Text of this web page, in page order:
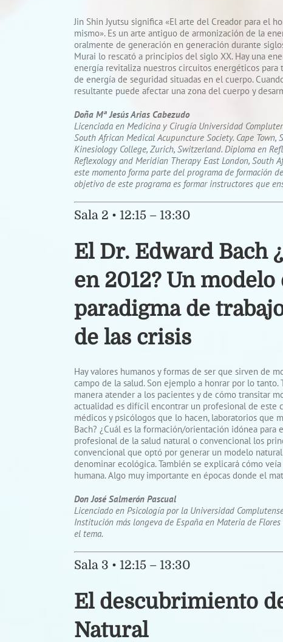
Jin Shin Jyutsu significa «El arte del Creador para el
mismo». Es un arte antiguo de armonización de la
oralmente de generación en generación durante
Murai lo rescató a principios del siglo XX. Hay una
energía revitaliza nuestros circuitos energéticos para
de energía de seguridad situadas en el cuerpo.
resultante puede afectar una zona del cuerpo y
Doña Mª Jesús Arias Cabezudo
Licenciada en Medicina y Cirugía Universidad
South African Medical Acupuncture Society. Cape
Kinesiology College, Zurich, Switzerland. Diploma en
Reflexology and Meridian Therapy East London, South
este momento forma parte del programa de formación
objetivo de este programa es formar instructores que
Sala 2 • 12:15 – 13:30
El Dr. Edward Bach
en 2012? Un
paradigma de
de las crisis
Hay valores humanos y formas de ser que sirven de
campo de la salud. Son ejemplo a honrar por lo
manera atender a los pacientes y de cómo transitar
actualidad es difícil encontrar un profesional de este
médicos y psicólogos que lo hacen, laboratorios que
Bach? ¿Cuál es la formación/orientación idónea
profesional de la salud natural o convencional los
convencional que optó por generar un modelo
denominar ecológica. También se explicará cómo
humana. Algo muy importante en épocas donde el
Don José Salmerón Pascual
Licenciado en Psicología por la Universidad
Institución más longeva de España en Materia de
el tema.
Sala 3 • 12:15 – 13:30
El descubrimiento
Natural